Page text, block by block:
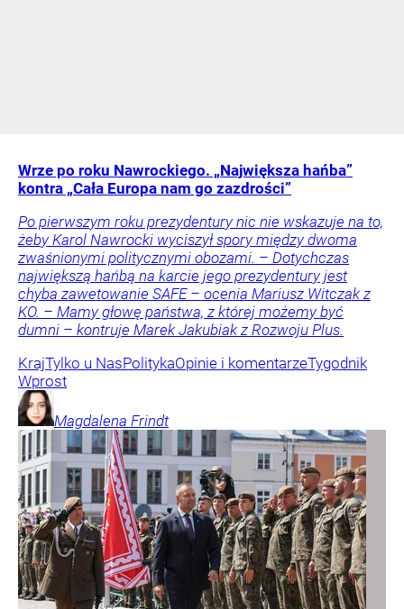
Wrze po roku Nawrockiego. „Największa hańba”
kontra „Cała Europa nam go zazdrości”
Po pierwszym roku prezydentury nic nie wskazuje na to,
żeby Karol Nawrocki wyciszył spory między dwoma
zwaśnionymi politycznymi obozami. – Dotychczas
największą hańbą na karcie jego prezydentury jest
chyba zawetowanie SAFE – ocenia Mariusz Witczak z
KO. – Mamy głowę państwa, z której możemy być
dumni – kontruje Marek Jakubiak z Rozwoju Plus.
KrajTylko u NasPolitykaOpinie i komentarzeTygodnik
Wprost
Magdalena Frindt